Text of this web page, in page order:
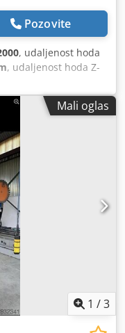
Pozovite
, udaljenost hoda
, udaljenost hoda Z-
Mali oglas
1 /3